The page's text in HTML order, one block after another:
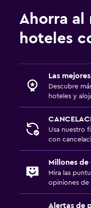
Ahorra al
hoteles
Las
Descubre
hoteles y
Usa nuestro
con
Millones
Mira las
opiniones de
Alertas de